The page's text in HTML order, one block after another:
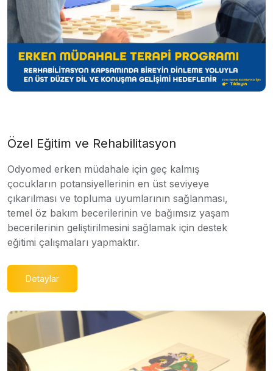
Özel Eğitim ve Rehabilitasyon
Odyomed erken müdahale için geç kalmış
çocukların potansiyellerinin en üst seviyeye
çıkarılması ve topluma uyumlarının sağlanması,
temel öz bakım becerilerinin ve bağımsız yaşam
becerilerinin geliştirilmesini sağlamak için destek
eğitimi çalışmaları yapmaktır.
Detaylar